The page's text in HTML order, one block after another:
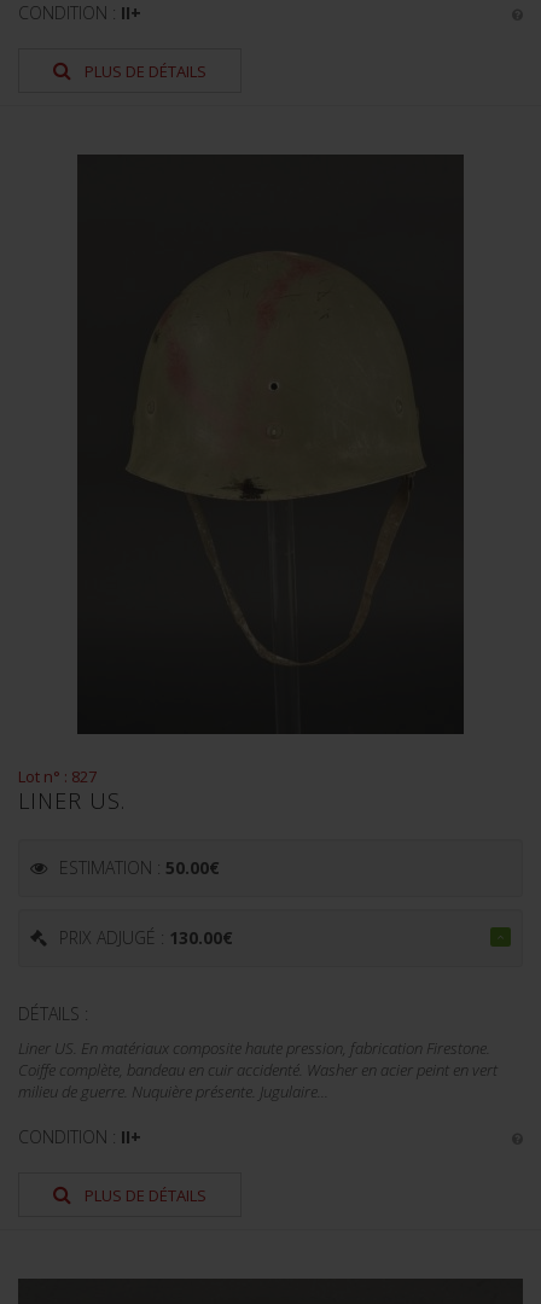
CONDITION : II+
PLUS DE DÉTAILS
Lot n° : 827
LINER US.
ESTIMATION : 50.00€
PRIX ADJUGÉ : 130.00€
DÉTAILS :
Liner US. En matériaux composite haute pression, fabrication Firestone.
Coiffe complète, bandeau en cuir accidenté. Washer en acier peint en vert
milieu de guerre. Nuquière présente. Jugulaire...
CONDITION : II+
PLUS DE DÉTAILS